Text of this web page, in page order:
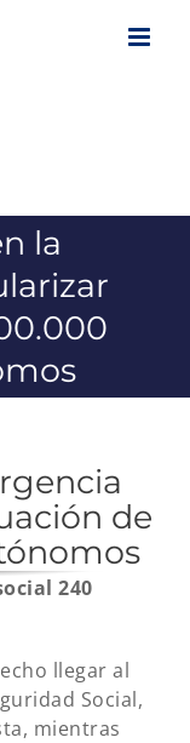
la
de
240
llegar al
Social,
mientras